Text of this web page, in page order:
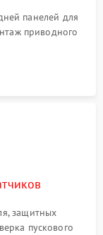
панелей для
приводного
компрессору,
защитных
пускового